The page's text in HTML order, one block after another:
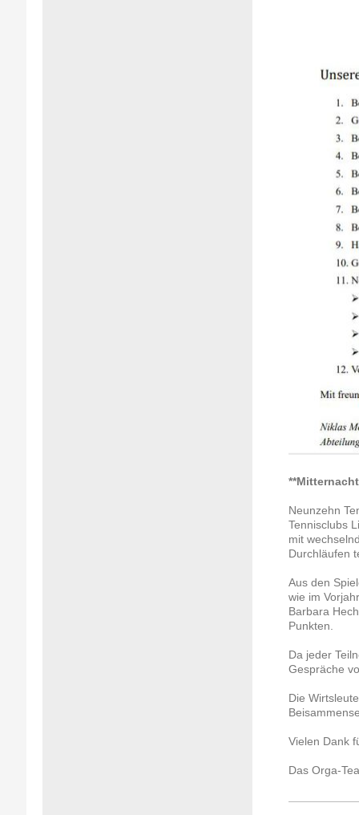
Neunzehn
Tennisclubs
mit
Durchläufen
Aus den
wie im
Barbara
Punkten.
Da jeder
Gespräche
Die
Vielen Dank
Das Orga-